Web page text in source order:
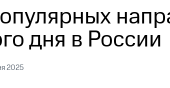
дня в России
2025